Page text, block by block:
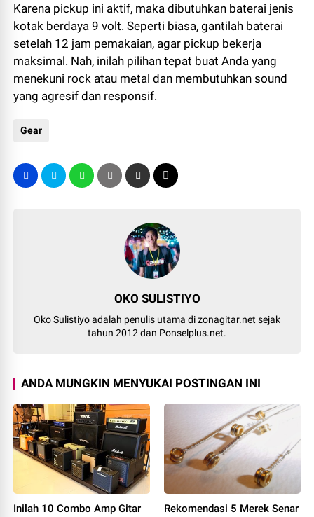
Karena pickup ini aktif, maka dibutuhkan baterai jenis
kotak berdaya 9 volt. Seperti biasa, gantilah baterai
setelah 12 jam pemakaian, agar pickup bekerja
maksimal. Nah, inilah pilihan tepat buat Anda yang
menekuni rock atau metal dan membutuhkan sound
yang agresif dan responsif.
Gear
OKO SULISTIYO
Oko Sulistiyo adalah penulis utama di zonagitar.net sejak
tahun 2012 dan Ponselplus.net.
ANDA MUNGKIN MENYUKAI POSTINGAN INI
Inilah 10 Combo Amp Gitar
Rekomendasi 5 Merek Senar